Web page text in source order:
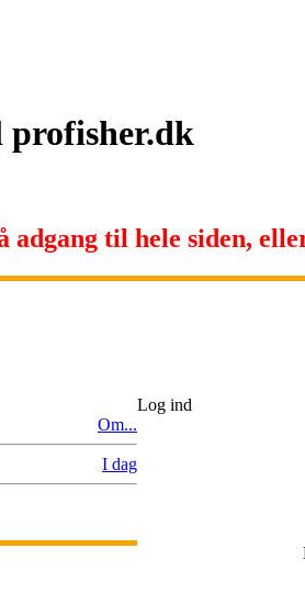
profisher.dk
til hele siden,
Om...
I dag
Log ind